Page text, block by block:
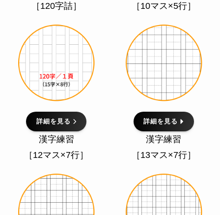
［120字詰］
詳細を見る
［10マス×5行］
詳細を見る
漢字練習
［12マス×7行］
漢字練習
［13マス×7行］